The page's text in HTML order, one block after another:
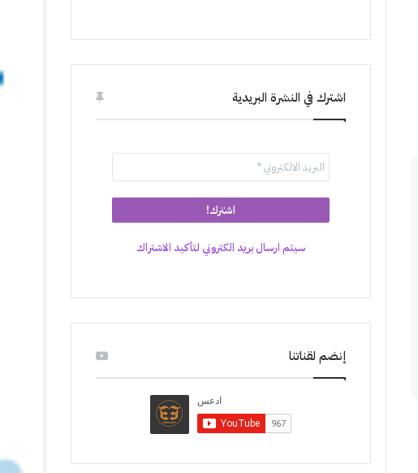
اشترك في النشرة البريدية
سيتم ارسال بريد الكتروني لتأكيد الاشتراك
إنضم لقناتنا